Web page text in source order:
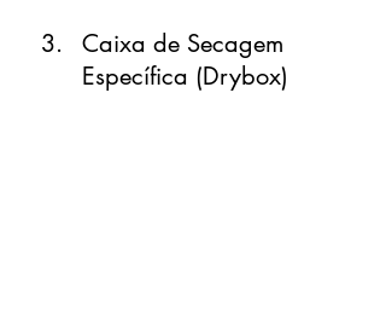
Caixa de Secagem
Específica (Drybox)